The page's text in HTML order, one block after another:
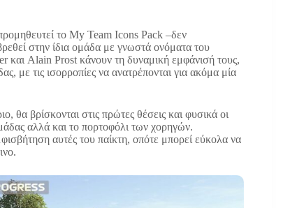
το My Team Icons Pack –δεν
στην ίδια ομάδα με γνωστά ονόματα του
Alain Prost κάνουν τη δυναμική εμφάνισή τους,
με τις ισορροπίες να ανατρέπονται για ακόμα μία
θα βρίσκονται στις πρώτες θέσεις και φυσικά οι
αλλά και το πορτοφόλι των χορηγών.
αυτές του παίκτη, οπότε μπορεί εύκολα να